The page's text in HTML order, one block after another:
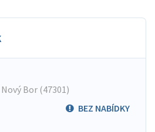
Nový Bor (47301)
BEZ NABÍDKY